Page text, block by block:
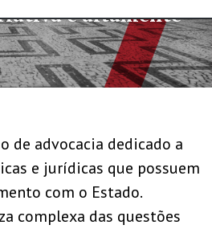
Mais de
grandes
de advocacia dedicado a
e jurídicas que possuem
com o Estado.
complexa das questões